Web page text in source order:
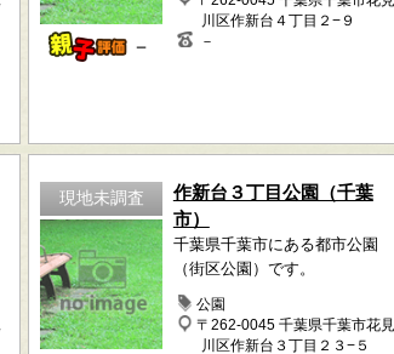
－
川区作新台４丁目２−９
－
現地未調査
作新台３丁目公園（千葉
市）
千葉県千葉市にある都市公園
（街区公園）です。
公園
〒262-0045 千葉県千葉市花見
川区作新台３丁目２３−５